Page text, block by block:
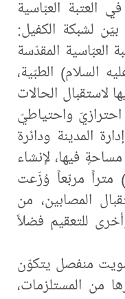
العتبة العبّاسية
لشبكة الكفيل:
العبّاسية المقدّسة
السلام) الطبّية،
لاستقبال الحالات
احترازيّ واحتياطيّ
المدينة ودائرة
فيها، لإنشاء
جناحٍ إضافيّ بمساحة (1300) متراً مربّعاً وُزّعت
المصابين، من
للتعقيم فضلاً
منفصل يتكوّن
من المستلزمات،